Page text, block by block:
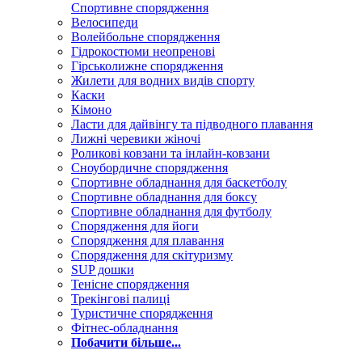
Спортивне спорядження
Велосипеди
Волейбольне спорядження
Гідрокостюми неопренові
Гірськолижне спорядження
Жилети для водних видів спорту
Каски
Кімоно
Ласти для дайвінгу та підводного плавання
Лижні черевики жіночі
Роликові ковзани та інлайн-ковзани
Сноубордичне спорядження
Спортивне обладнання для баскетболу
Спортивне обладнання для боксу
Спортивне обладнання для футболу
Спорядження для йоги
Спорядження для плавання
Спорядження для скітуризму
SUP дошки
Тенісне спорядження
Трекінгові палиці
Туристичне спорядження
Фітнес-обладнання
Побачити більше...